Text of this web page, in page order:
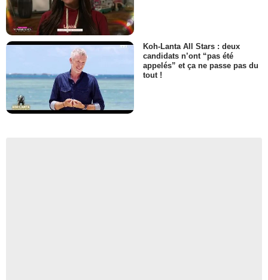
Koh-Lanta All Stars : deux
candidats n’ont “pas été
appelés” et ça ne passe pas du
tout !